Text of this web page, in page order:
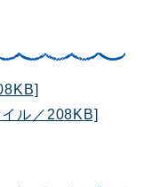
ル／208KB]